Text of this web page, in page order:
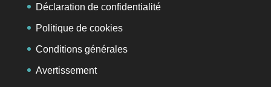
Déclaration de confidentialité
Politique de cookies
Conditions générales
Avertissement